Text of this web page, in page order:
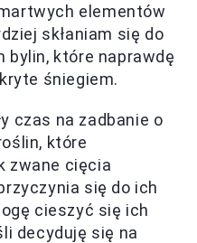
elementów
skłaniam się do
bylin, które naprawdę
śniegiem.
czas na zadbanie o
które
zwane cięcia
się do ich
cieszyć się ich
decyduję się na